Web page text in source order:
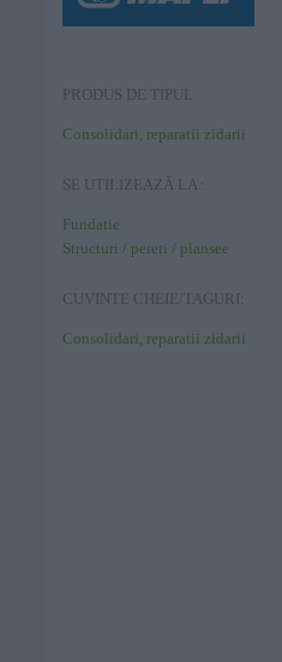
PRODUS DE TIPUL
Consolidari, reparatii zidarii
SE UTILIZEAZĂ LA :
Fundatie
Structuri / pereti / plansee
CUVINTE CHEIE/TAGURI:
Consolidari, reparatii zidarii